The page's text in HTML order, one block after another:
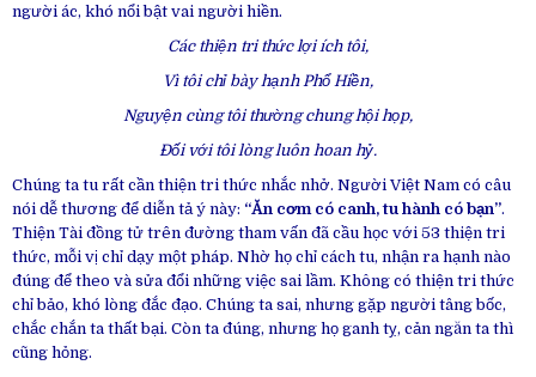
người ác, khó nổi bật vai người hiền.
Các thiện tri thức lợi ích tôi,
Vì tôi chỉ bày hạnh Phổ Hiền,
Nguyện cùng tôi thường chung hội họp,
Đối với tôi lòng luôn hoan hỷ.
Chúng ta tu rất cần thiện tri thức nhắc nhở. Người Việt Nam có câu
nói dễ thương để diễn tả ý này: “Ăn cơm có canh, tu hành có bạn”.
Thiện Tài đồng tử trên đường tham vấn đã cầu học với 53 thiện tri
thức, mỗi vị chỉ dạy một pháp. Nhờ họ chỉ cách tu, nhận ra hạnh nào
đúng để theo và sửa đổi những việc sai lầm. Không có thiện tri thức
chỉ bảo, khó lòng đắc đạo. Chúng ta sai, nhưng gặp người tâng bốc,
chắc chắn ta thất bại. Còn ta đúng, nhưng họ ganh tỵ, cản ngăn ta thì
cũng hỏng.